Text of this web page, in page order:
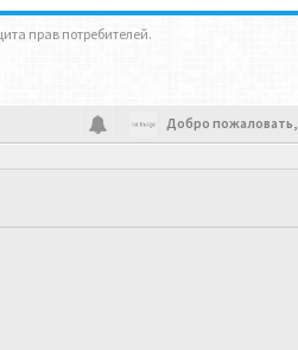
прав потребителей.
Добро пожаловать,